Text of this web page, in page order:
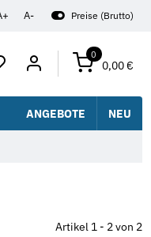
A- Preise (Brutto)
0
0,00 €
ANGEBOTE NEU
Artikel 1 - 2 von 2